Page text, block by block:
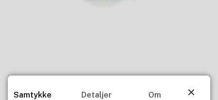
Sist endret
31.10.2023 15.15
Samtykke Detaljer
Om